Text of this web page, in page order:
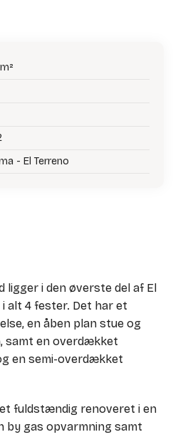
- El Terreno
ligger i den øverste del af El
alt 4 fester. Det har et
en åben plan stue og
samt en overdækket
en semi-overdækket
fuldstændig renoveret i en
by gas opvarmning samt